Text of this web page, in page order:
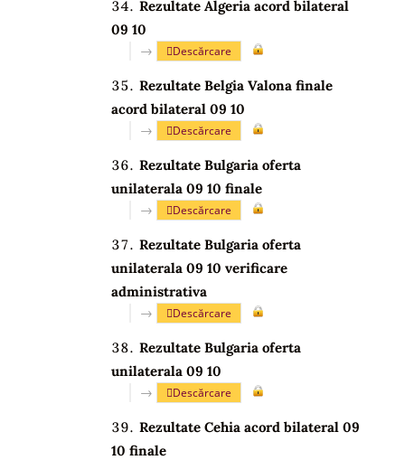
Rezultate Algeria acord bilateral
09 10
→ Descărcare
Rezultate Belgia Valona finale
acord bilateral 09 10
→ Descărcare
Rezultate Bulgaria oferta
unilaterala 09 10 finale
→ Descărcare
Rezultate Bulgaria oferta
unilaterala 09 10 verificare
administrativa
→ Descărcare
Rezultate Bulgaria oferta
unilaterala 09 10
→ Descărcare
Rezultate Cehia acord bilateral 09
10 finale